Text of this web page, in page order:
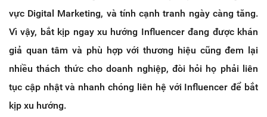
vực Digital Marketing, và tính cạnh tranh ngày càng tăng.
Vì vậy, bắt kịp ngay xu hướng Influencer đang được khán
giả quan tâm và phù hợp với thương hiệu cũng đem lại
nhiều thách thức cho doanh nghiệp, đòi hỏi họ phải liên
tục cập nhật và nhanh chóng liên hệ với Influencer để bắt
kịp xu hướng.